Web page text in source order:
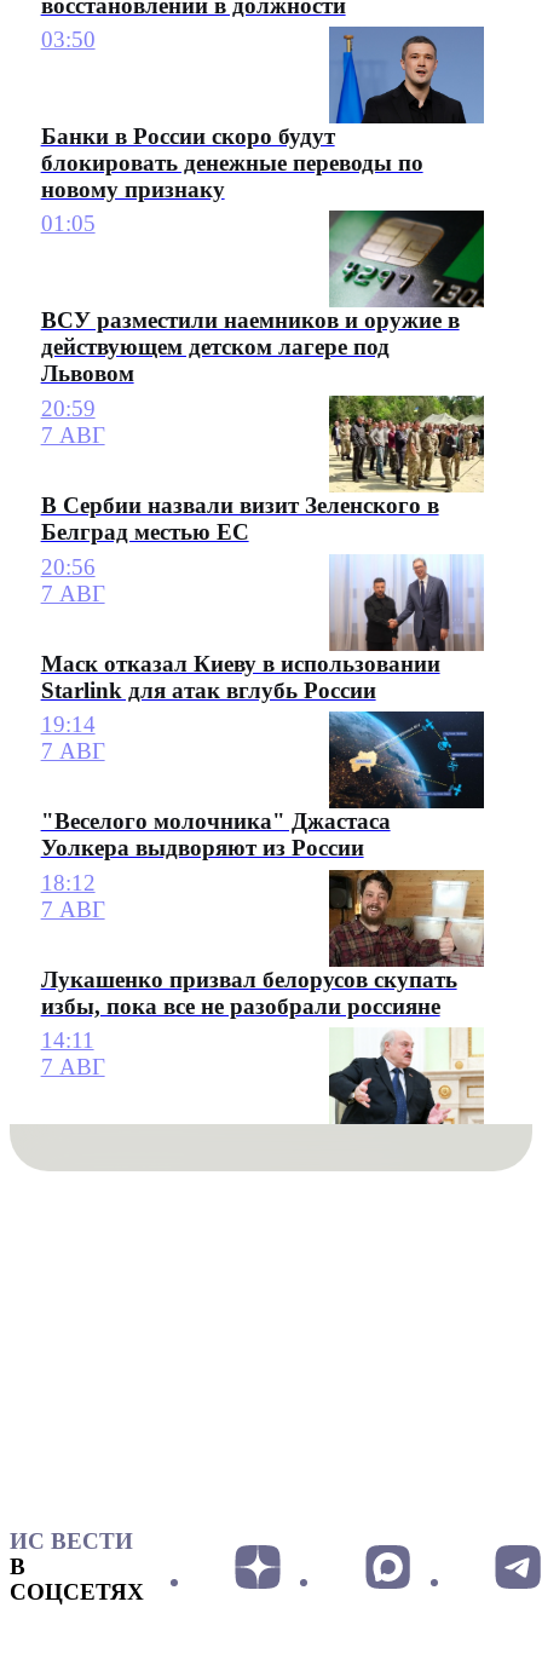
восстановлении в должности
03:50
Банки в России скоро будут
блокировать денежные переводы по
новому признаку
01:05
ВСУ разместили наемников и оружие в
действующем детском лагере под
Львовом
20:59
7 АВГ
В Сербии назвали визит Зеленского в
Белград местью ЕС
20:56
7 АВГ
Маск отказал Киеву в использовании
Starlink для атак вглубь России
19:14
7 АВГ
"Веселого молочника" Джастаса
Уолкера выдворяют из России
18:12
7 АВГ
Лукашенко призвал белорусов скупать
избы, пока все не разобрали россияне
14:11
7 АВГ
ИС ВЕСТИ
В
СОЦСЕТЯХ